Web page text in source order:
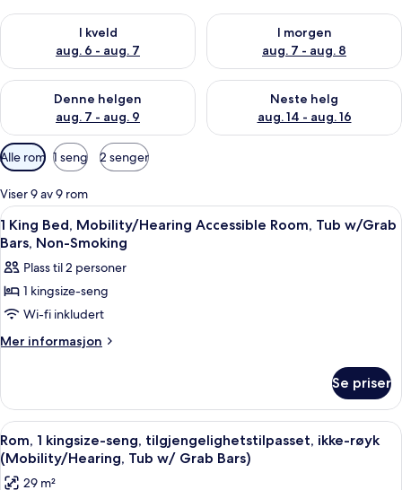
I kveld
aug. 6 - aug. 7
Sjekk tilgjengelighet for i kveld, aug. 6 - aug. 7
I morgen
aug. 7 - aug. 8
Sjekk tilgjengelighet for i
Denne helgen
aug. 7 - aug. 9
Sjekk tilgjengelighet for denne helgen, aug. 7 - aug. 9
Neste helg
aug. 14 - aug. 16
Sjekk tilgjengelighet for neste
Tilgjengelige
filtre
for
rom
Alle rom 1 seng 2 senger
Viser 9 av 9 rom
Åpne
alle
bildene
av
1
King
Bed,
Room,
Tub
w/Grab
Bars,
Non-
Dundyner, skrivebord,
11
1 King Bed, Mobility/Hearing Accessible Room, Tub w/Grab
Bars, Non-Smoking
Plass til 2 personer
1 kingsize-seng
Wi-fi inkludert
Mer informasjon
Mer
King
Bed,
Mobility/Hearing
Accessible
Room,
Tub
Se priser
Åpne
alle
bildene
Dundyner, skrivebord,
10
Rom, 1 kingsize-seng, tilgjengelighetstilpasset, ikke-røyk
(Mobility/Hearing, Tub w/ Grab Bars)
29 m²